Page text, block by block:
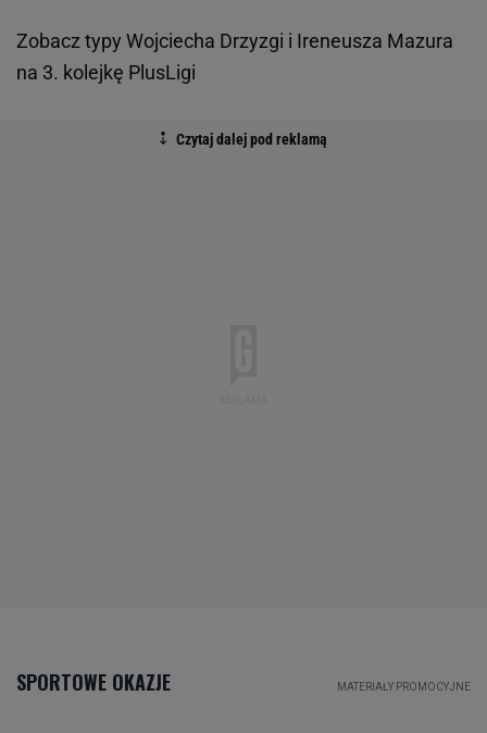
Zobacz typy Wojciecha Drzyzgi i Ireneusza Mazura
na 3. kolejkę PlusLigi